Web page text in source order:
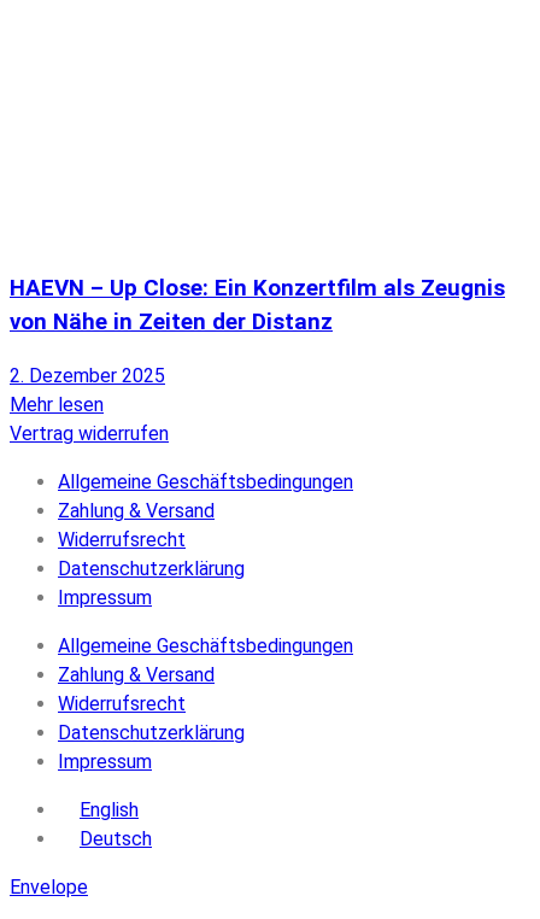
HAEVN – Up Close: Ein Konzertfilm als Zeugnis
von Nähe in Zeiten der Distanz
2. Dezember 2025
Mehr lesen
Vertrag widerrufen
Allgemeine Geschäftsbedingungen
Zahlung & Versand
Widerrufsrecht
Datenschutzerklärung
Impressum
Allgemeine Geschäftsbedingungen
Zahlung & Versand
Widerrufsrecht
Datenschutzerklärung
Impressum
English
Deutsch
Envelope